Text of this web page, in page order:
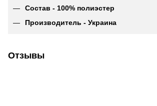
Состав - 100% полиэстер
Производитель - Украина
Отзывы